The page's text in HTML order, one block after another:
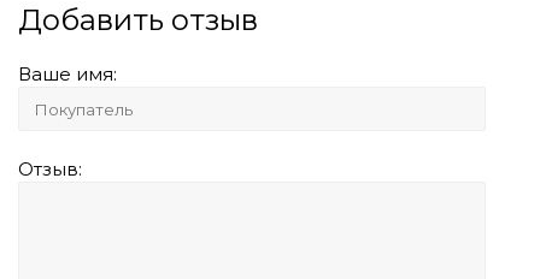
Добавить отзыв
Ваше имя:
Отзыв: